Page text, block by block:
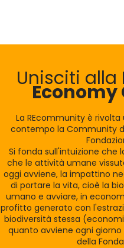
Unisciti alla
La REcommunity è
contempo la Community
Si fonda sull'intuizione che
che le attività umane
oggi avviene, la impattino
di portare la vita, cioè la
umano e avviare, in
profitto generato con
biodiversità stessa
quanto avviene ogni giorno
della